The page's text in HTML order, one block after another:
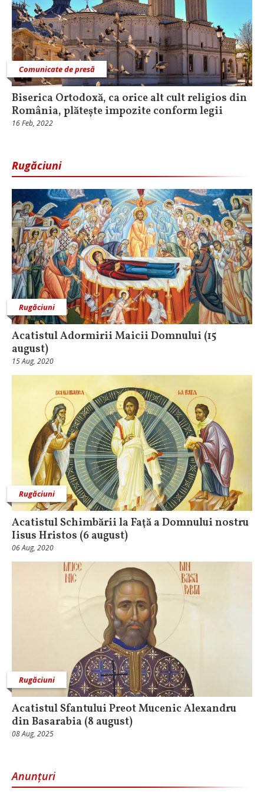
Comunicate de presă
Biserica Ortodoxă, ca orice alt cult religios din
România, plătește impozite conform legii
16 Feb, 2022
Rugăciuni
Rugăciuni
Acatistul Adormirii Maicii Domnului (15
august)
15 Aug, 2020
Rugăciuni
Acatistul Schimbării la Faţă a Domnului nostru
Iisus Hristos (6 august)
06 Aug, 2020
Rugăciuni
Acatistul Sfantului Preot Mucenic Alexandru
din Basarabia (8 august)
08 Aug, 2025
Anunțuri